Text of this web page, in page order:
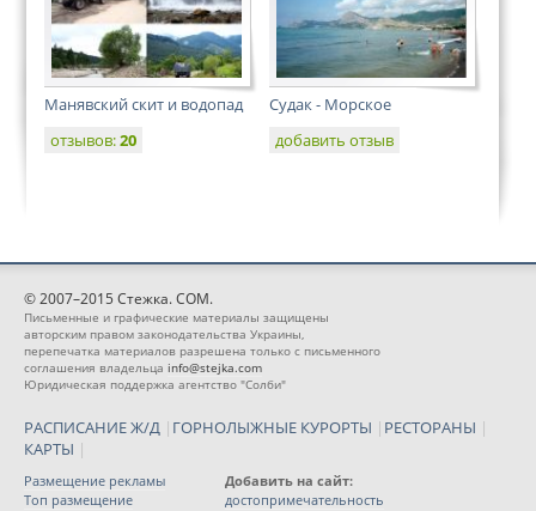
Манявский скит и водопад
отзывов:20
Судак - Морское
добавить отзыв
© 2007–2015 Стежка. COM.
Письменные и графические материалы защищены
авторским правом законодательства Украины,
перепечатка материалов разрешена только с письменного
соглашения владельца info@stejka.com
Юридическая поддержка агентство "Солби"
РАСПИСАНИЕ Ж/Д | ГОРНОЛЫЖНЫЕ КУРОРТЫ | РЕСТОРАНЫ |
КАРТЫ |
Размещение рекламы
Топ размещение
Добавить на сайт:
достопримечательность